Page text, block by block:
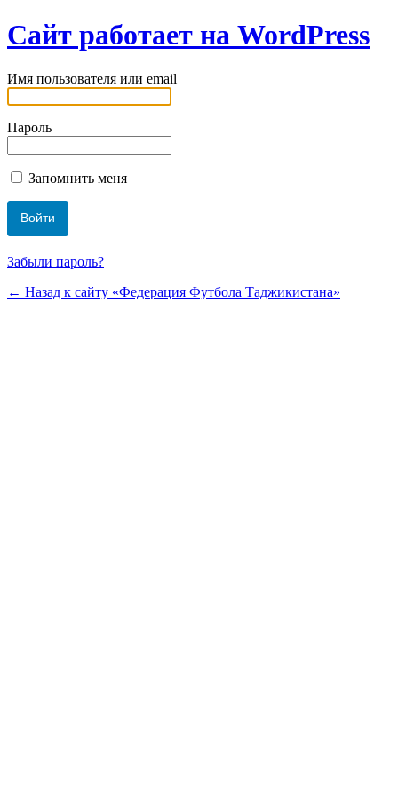
Сайт работает на WordPress
Имя пользователя или email
Пароль
Запомнить меня
Забыли пароль?
← Назад к сайту «Федерация Футбола Таджикистана»